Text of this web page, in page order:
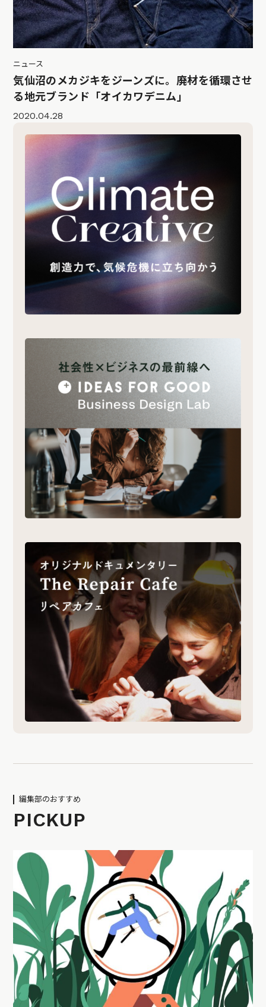
ニュース
気仙沼のメカジキをジーンズに。廃材を循環させ
る地元ブランド「オイカワデニム」
2020.04.28
編集部のおすすめ
PICKUP